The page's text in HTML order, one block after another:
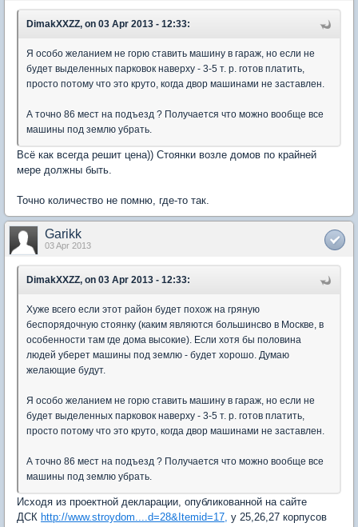
DimakXXZZ, on 03 Apr 2013 - 12:33:
Я особо желанием не горю ставить машину в гараж, но если не
будет выделенных парковок наверху - 3-5 т. р. готов платить,
просто потому что это круто, когда двор машинами не заставлен.
А точно 86 мест на подъезд ? Получается что можно вообще все
машины под землю убрать.
Всё как всегда решит цена)) Стоянки возле домов по крайней
мере должны быть.
Точно количество не помню, где-то так.
Garikk
03 Apr 2013
DimakXXZZ, on 03 Apr 2013 - 12:33:
Хуже всего если этот район будет похож на гряную
беспорядочную стоянку (каким являются большинсво в Москве, в
особенности там где дома высокие). Если хотя бы половина
людей уберет машины под землю - будет хорошо. Думаю
желающие будут.
Я особо желанием не горю ставить машину в гараж, но если не
будет выделенных парковок наверху - 3-5 т. р. готов платить,
просто потому что это круто, когда двор машинами не заставлен.
А точно 86 мест на подъезд ? Получается что можно вообще все
машины под землю убрать.
Исходя из проектной декларации, опубликованной на сайте
ДСК http://www.stroydom....d=28&Itemid=17, у 25,26,27 корпусов